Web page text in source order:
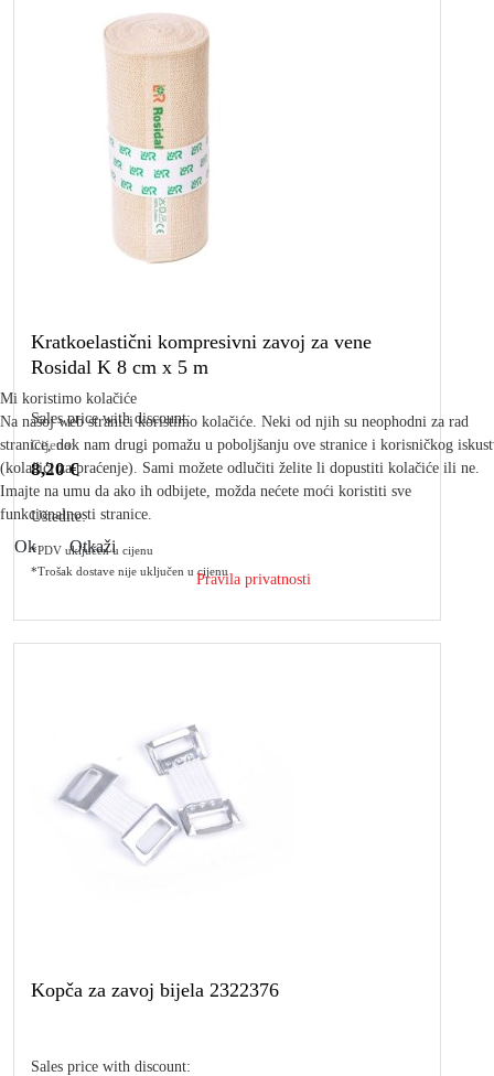
Kratkoelastični kompresivni zavoj za vene
Rosidal K 8 cm x 5 m
Sales price with discount:
Cijena:
8,20 €
Uštedite:
*PDV uključen u cijenu
*Trošak dostave nije uključen u cijenu
Kopča za zavoj bijela 2322376
Sales price with discount:
Mi koristimo kolačiće
Na našoj web stranici koristimo kolačiće. Neki od njih su neophodni za rad
stranice, dok nam drugi pomažu u poboljšanju ove stranice i korisničkog
(kolačići za praćenje). Sami možete odlučiti želite li dopustiti kolačiće ili ne.
Imajte na umu da ako ih odbijete, možda nećete moći koristiti sve
funkcionalnosti stranice.
Ok Otkaži
Pravila privatnosti